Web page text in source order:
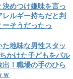
めつけ嫌味を言っ
ルギー持ちだと判
そうだったっ
地味な男性スタッ
かけた子どもをパル
！職場の手のひら
ｗ